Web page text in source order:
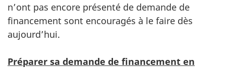
n’ont pas encore présenté de demande de
financement sont encouragés à le faire dès
aujourd’hui.
Préparer sa demande de financement en